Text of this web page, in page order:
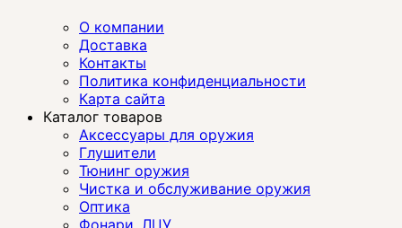
О компании
Доставка
Контакты
Политика конфиденциальности
Карта сайта
Каталог товаров
Аксессуары для оружия
Глушители
Тюнинг оружия
Чистка и обслуживание оружия
Оптика